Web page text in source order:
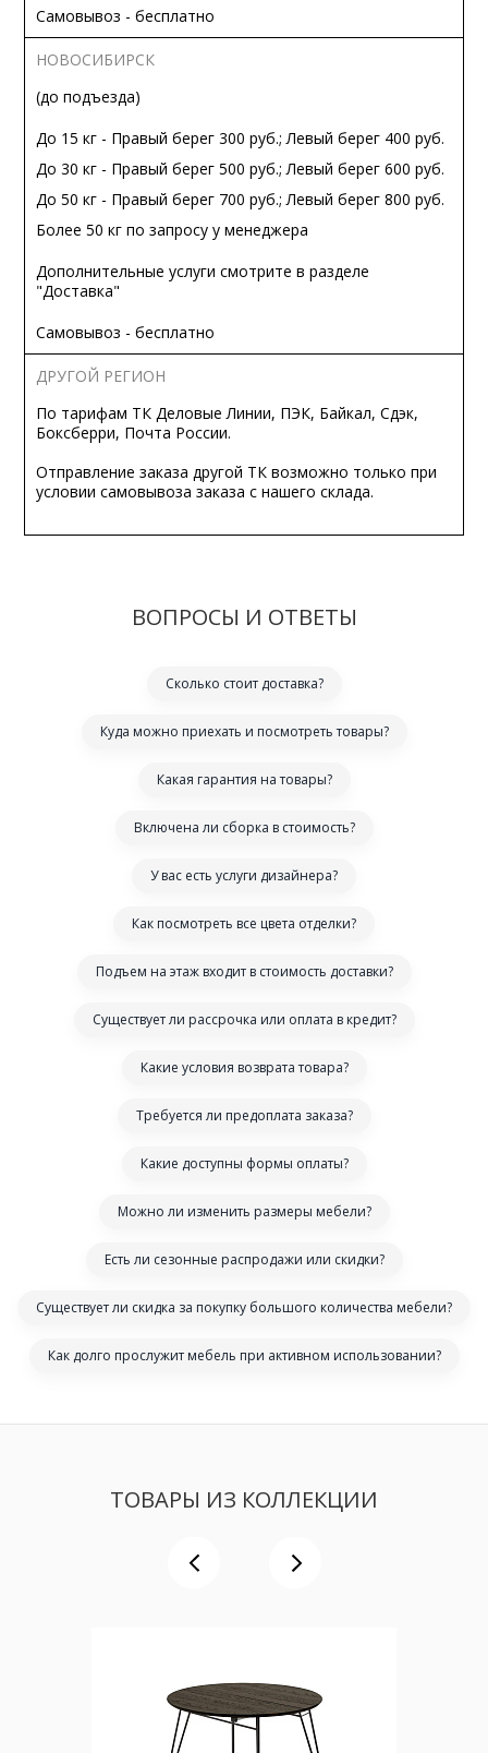
Самовывоз - бесплатно
НОВОСИБИРСК
(до подъезда)
До 15 кг - Правый берег 300 руб.; Левый берег 400 руб.
До 30 кг - Правый берег 500 руб.; Левый берег 600 руб.
До 50 кг - Правый берег 700 руб.; Левый берег 800 руб.
Более 50 кг по запросу у менеджера
Дополнительные услуги смотрите в разделе
"Доставка"
Самовывоз - бесплатно
ДРУГОЙ РЕГИОН
По тарифам ТК Деловые Линии, ПЭК, Байкал, Сдэк,
Боксберри, Почта России.
Отправление заказа другой ТК возможно только при
условии самовывоза заказа с нашего склада.
ВОПРОСЫ И ОТВЕТЫ
Сколько стоит доставка?
Куда можно приехать и посмотреть товары?
Какая гарантия на товары?
Включена ли сборка в стоимость?
У вас есть услуги дизайнера?
Как посмотреть все цвета отделки?
Подъем на этаж входит в стоимость доставки?
Существует ли рассрочка или оплата в кредит?
Какие условия возврата товара?
Требуется ли предоплата заказа?
Какие доступны формы оплаты?
Можно ли изменить размеры мебели?
Есть ли сезонные распродажи или скидки?
Существует ли скидка за покупку большого количества мебели?
Как долго прослужит мебель при активном использовании?
ТОВАРЫ ИЗ КОЛЛЕКЦИИ